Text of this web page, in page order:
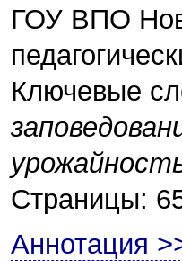
ГОУ ВПО
Ключевые
Страницы:
Аннотация